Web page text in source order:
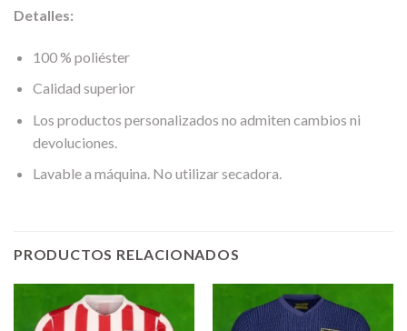
Detalles:
100 % poliéster
Calidad superior
Los productos personalizados no admiten cambios ni
devoluciones.
Lavable a máquina. No utilizar secadora.
PRODUCTOS RELACIONADOS